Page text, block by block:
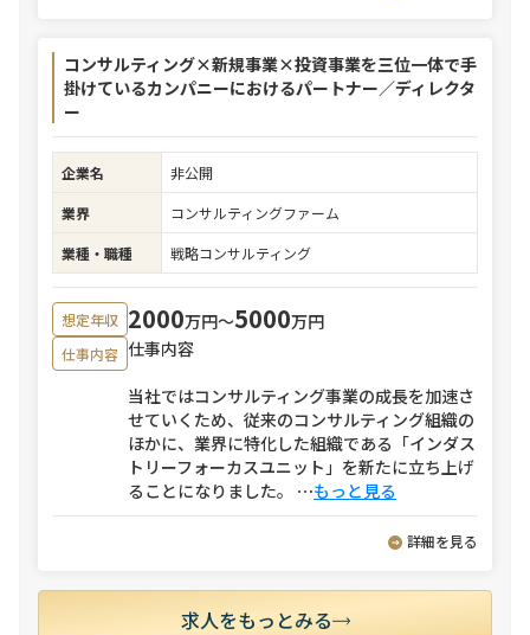
コンサルティング×新規事業×投資事業を三位一体で手
掛けているカンパニーにおけるパートナー／ディレクタ
ー
企業名
非公開
業界
コンサルティングファーム
業種・職種
戦略コンサルティング
想定年収 2000万円〜5000万円
仕事内容 仕事内容
当社ではコンサルティング事業の成長を加速さ
せていくため、従来のコンサルティング組織の
ほかに、業界に特化した組織である「インダス
トリーフォーカスユニット」を新たに立ち上げ
ることになりました。 ⋯もっと見る
詳細を見る
求人をもっとみる